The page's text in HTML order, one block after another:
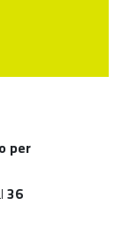
per
36